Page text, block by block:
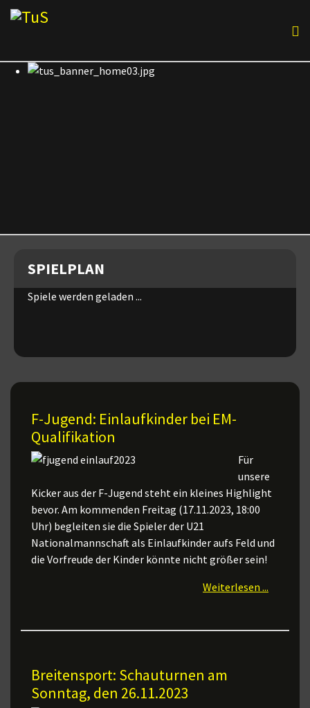
SPIELPLAN
Spiele werden geladen ...
F-Jugend: Einlaufkinder bei EM-
Qualifikation
Für
unsere
Kicker aus der F-Jugend steht ein kleines Highlight
bevor. Am kommenden Freitag (17.11.2023, 18:00
Uhr) begleiten sie die Spieler der U21
Nationalmannschaft als Einlaufkinder aufs Feld und
die Vorfreude der Kinder könnte nicht größer sein!
Weiterlesen ...
Breitensport: Schauturnen am
Sonntag, den 26.11.2023